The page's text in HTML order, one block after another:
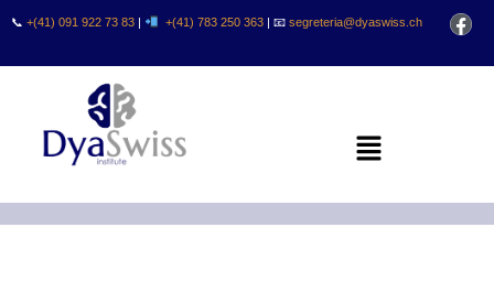
📞 +(41) 091 922 73 83 | +(41) 783 250 363| 📧 segreteria@dyaswiss.ch